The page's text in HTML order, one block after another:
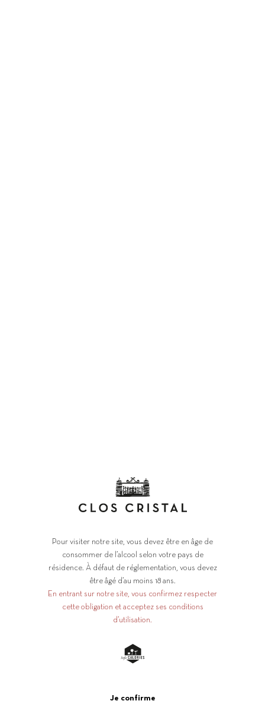
Pour visiter notre site, vous devez être en âge de
consommer de l’alcool selon votre pays de
résidence. À défaut de réglementation, vous devez
être âgé d’au moins 18 ans.
En entrant sur notre site, vous confirmez respecter
cette obligation et acceptez ses conditions
d’utilisation.
Je confirme